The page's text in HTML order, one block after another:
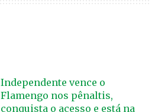
Independente vence o
Flamengo nos pênaltis,
conquista o acesso e está na